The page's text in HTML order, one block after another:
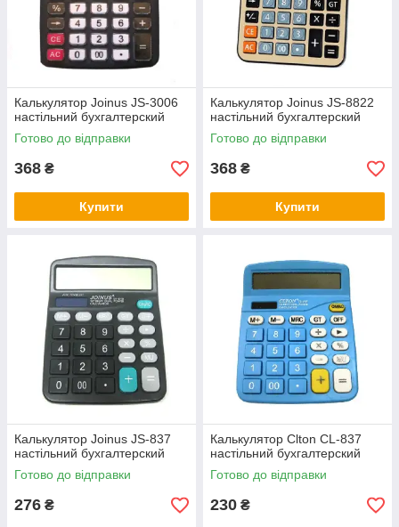
Калькулятор Joinus JS-3006
настільний бухгалтерский
Готово до відправки
368 ₴
Купити
Калькулятор Joinus JS-8822
настільний бухгалтерский
Готово до відправки
368 ₴
Купити
Калькулятор Joinus JS-837
настільний бухгалтерский
Готово до відправки
276 ₴
Калькулятор Clton CL-837
настільний бухгалтерский
Готово до відправки
230 ₴